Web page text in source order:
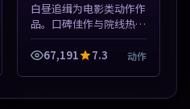
白昼追缉为电影类动作作
品。口碑佳作与院线热映
精选，高清免费在线资
源，多端适配随时观看。
得加入片单。
67,191 7.3 动作